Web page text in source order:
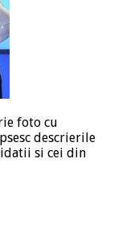
foto cu
descrierile
si cei din